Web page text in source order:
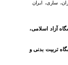
ساری، ایران
آزاد اسلامی،
تربیت بدنی و